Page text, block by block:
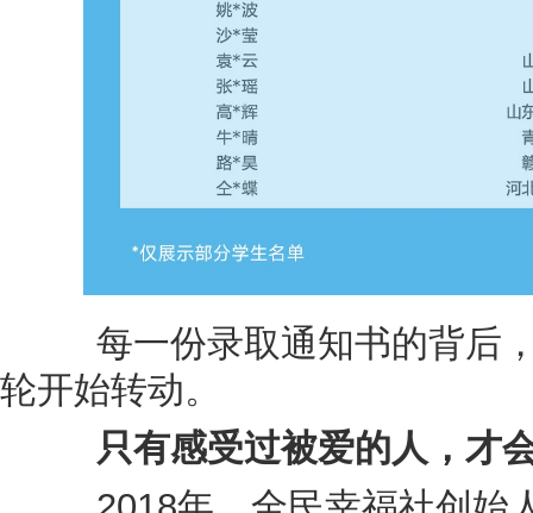
每一份录取通知书的背后，
轮开始转动。
只有感受过被爱的人，才